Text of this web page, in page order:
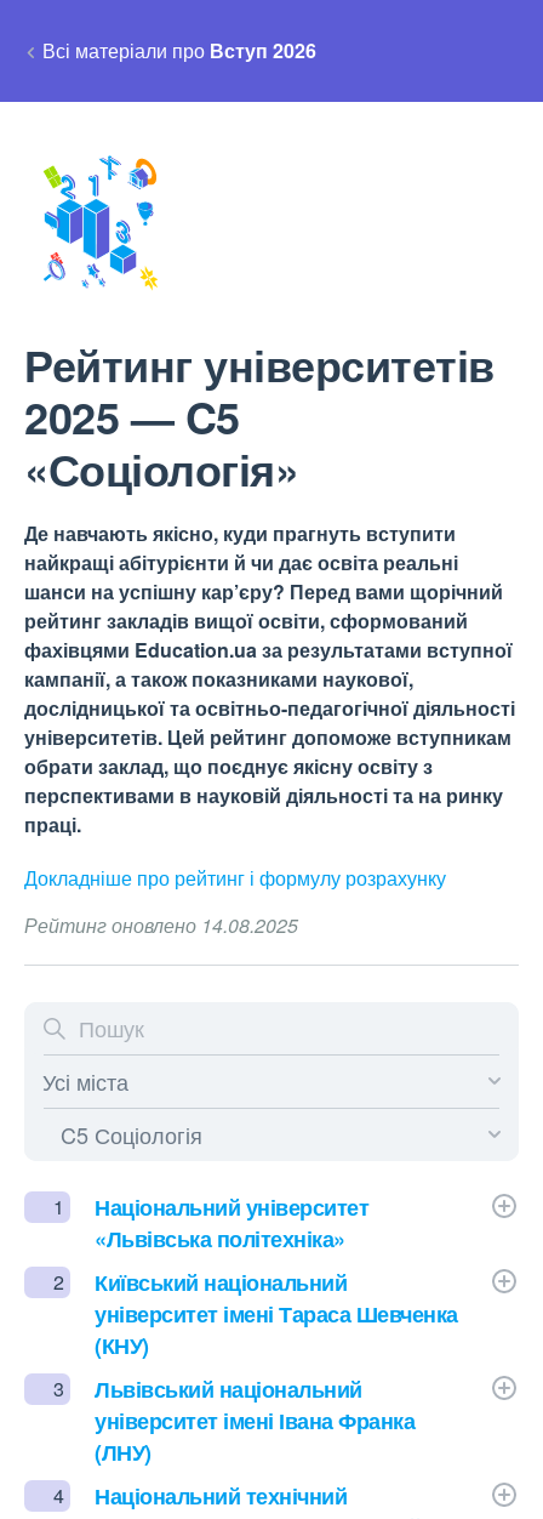
Всі матеріали про Вступ 2026
Рейтинг університетів
2025 — C5
«Соціологія»
Де навчають якісно, куди прагнуть вступити
найкращі абітурієнти й чи дає освіта реальні
шанси на успішну кар’єру? Перед вами щорічний
рейтинг закладів вищої освіти, сформований
фахівцями Education.ua за результатами вступної
кампанії, а також показниками наукової,
дослідницької та освітньо-педагогічної діяльності
університетів. Цей рейтинг допоможе вступникам
обрати заклад, що поєднує якісну освіту з
перспективами в науковій діяльності та на ринку
праці.
Докладніше про рейтинг і формулу розрахунку
Рейтинг оновлено 14.08.2025
1
Національний університет
«Львівська політехніка»
2
Київський національний
університет імені Тараса Шевченка
(КНУ)
3
Львівський національний
університет імені Івана Франка
(ЛНУ)
4
Національний технічний